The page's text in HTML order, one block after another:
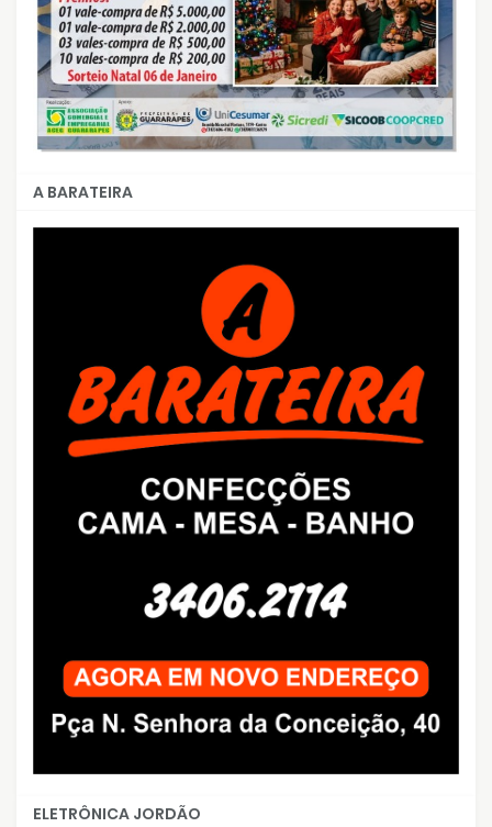
A BARATEIRA
ELETRÔNICA JORDÃO